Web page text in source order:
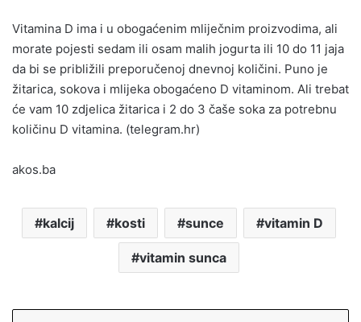
Vitamina D ima i u obogaćenim mliječnim proizvodima, ali
morate pojesti sedam ili osam malih jogurta ili 10 do 11 jaja
da bi se približili preporučenoj dnevnoj količini. Puno je
žitarica, sokova i mlijeka obogaćeno D vitaminom. Ali trebat
će vam 10 zdjelica žitarica i 2 do 3 čaše soka za potrebnu
količinu D vitamina. (telegram.hr)
akos.ba
kalcij kosti sunce vitamin D
vitamin sunca